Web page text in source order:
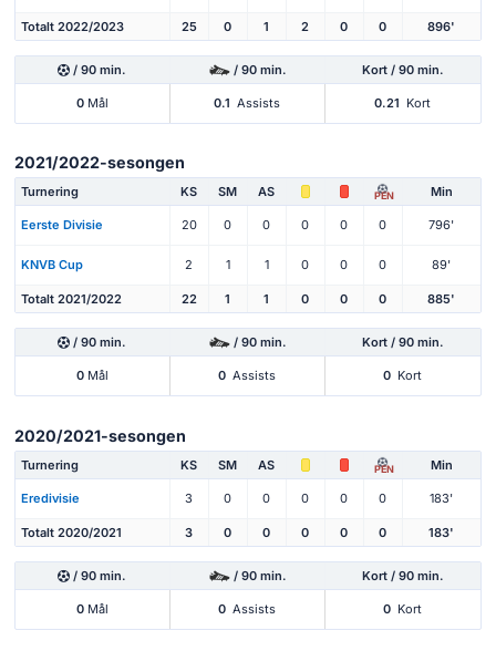
Totalt 2022/2023 25 0 1 2 0 0 896'
/ 90 min. / 90 min. Kort / 90 min.
0Mål 0.1 Assists 0.21 Kort
2021/2022-sesongen
Turnering KS SM AS PEN Min
Eerste Divisie 20 0 0 0 0 0 796'
KNVB Cup 2 1 1 0 0 0 89'
Totalt 2021/2022 22 1 1 0 0 0 885'
/ 90 min. / 90 min. Kort / 90 min.
0Mål 0 Assists 0 Kort
2020/2021-sesongen
Turnering KS SM AS PEN Min
Eredivisie 3 0 0 0 0 0 183'
Totalt 2020/2021 3 0 0 0 0 0 183'
/ 90 min. / 90 min. Kort / 90 min.
0Mål 0 Assists 0 Kort